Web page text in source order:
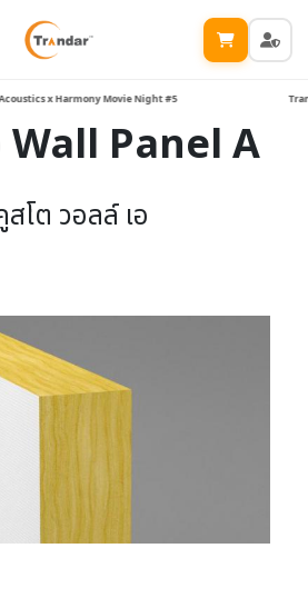
x Harmony Movie Night #5
Panel A
สโต วอลล์ เอ